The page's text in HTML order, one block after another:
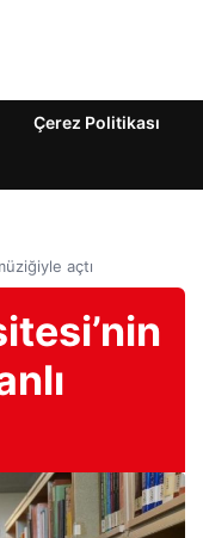
Çerez Politikası
açtı